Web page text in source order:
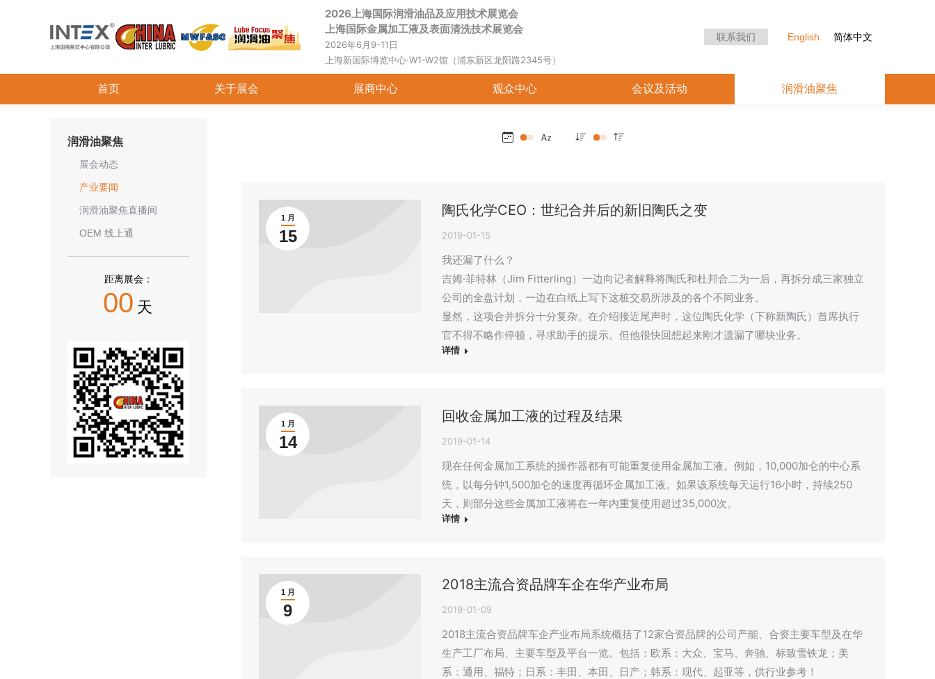
2026上海国际润滑油品及应用技术展览会
上海国际金属加工液及表面清洗技术展览会
2026年6月9-11日
上海新国际博览中心·W1-W2馆（浦东新区龙阳路2345号）
联系我们 English 简体中文
首页 关于展会 展商中心 观众中心 会议及活动 润滑油聚焦
1 月
15
陶氏化学CEO：世纪合并后的新旧陶氏之变
2019-01-15
我还漏了什么？
吉姆·菲特林（Jim Fitterling）一边向记者解释将陶氏和杜邦合二为一后，再拆分成三家独立
公司的全盘计划，一边在白纸上写下这桩交易所涉及的各个不同业务。
显然，这项合并拆分十分复杂。在介绍接近尾声时，这位陶氏化学（下称新陶氏）首席执行
官不得不略作停顿，寻求助手的提示。但他很快回想起来刚才遗漏了哪块业务。
详情
1 月
14
回收金属加工液的过程及结果
2019-01-14
现在任何金属加工系统的操作器都有可能重复使用金属加工液。例如，10,000加仑的中心系
统，以每分钟1,500加仑的速度再循环金属加工液。如果该系统每天运行16小时，持续250
天，则部分这些金属加工液将在一年内重复使用超过35,000次。
详情
1 月
9
2018主流合资品牌车企在华产业布局
2019-01-09
2018主流合资品牌车企产业布局系统概括了12家合资品牌的公司产能、合资主要车型及在华
生产工厂布局、主要车型及平台一览。包括：欧系：大众、宝马、奔驰、标致雪铁龙；美
系：通用、福特；日系：丰田、本田、日产；韩系：现代、起亚等，供行业参考！
润滑油聚焦
展会动态
产业要闻
润滑油聚焦直播间
OEM 线上通
距离展会：
00 天
首页 关于展会 展商中心